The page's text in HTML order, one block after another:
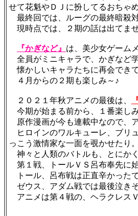
せて花魁やＤＪに扮してるおちゃ
最終回では、ルーグの最終暗殺
現時点では、２期の話は出てま
『かぎなど』 は、美少女ゲーム
全員がミニキャラで、かぎなど
懐かしいキャラたちに再会でき
４月からの２期も楽しみ～♪
２０２１年秋アニメの最後は、
今期が始まる前から、１番楽し
原作漫画が今も連載中なので、
ヒロインのワルキューレ、ブリ
っこう激情家な一面を覗かせたり
神々と人類のバトルも、とにか
第１戦、トールＶＳ呂布奉先に
トール、呂布戦は正直辛かった
ゼウス、アダム戦では最後泣き
アニメは第４戦の、ヘラクレス